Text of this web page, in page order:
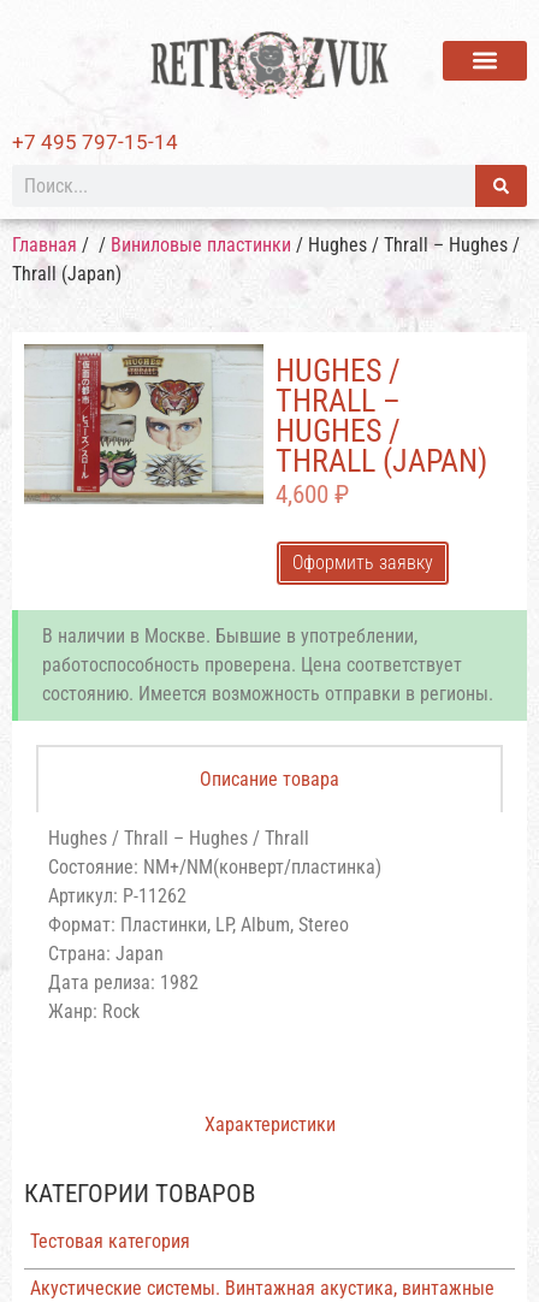
+7 495 797-15-14
Главная / / Виниловые пластинки / Hughes / Thrall – Hughes /
Thrall (Japan)
КАТЕГОРИИ ТОВАРОВ
Тестовая категория
Акустические системы. Винтажная акустика, винтажные
HUGHES /
THRALL –
HUGHES /
THRALL (JAPAN)
4,600 ₽
Оформить заявку
В наличии в Москве. Бывшие в употреблении,
работоспособность проверена. Цена соответствует
состоянию. Имеется возможность отправки в регионы.
Описание товара
Характеристики
Hughes / Thrall – Hughes / Thrall
Состояние: NM+/NM(конверт/пластинка)
Артикул: P-11262
Формат: Пластинки, LP, Album, Stereo
Страна: Japan
Дата релиза: 1982
Жанр: Rock